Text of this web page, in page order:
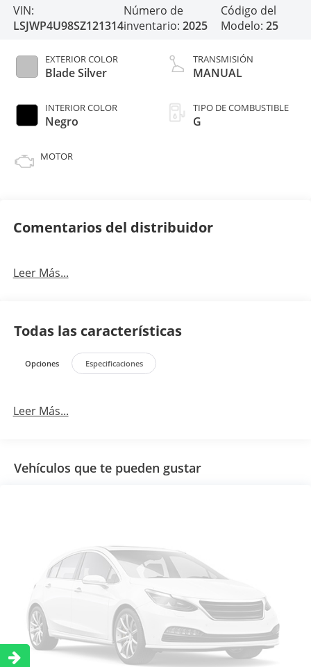
VIN:
LSJWP4U98SZ121314
Número de
inventario: 2025
Código del
Modelo:25
EXTERIOR COLOR
Blade Silver
INTERIOR COLOR
Negro
MOTOR
TRANSMISIÓN
MANUAL
TIPO DE COMBUSTIBLE
G
Comentarios del distribuidor
Leer Más...
Todas las características
Opciones Especificaciones
Leer Más...
Vehículos que te pueden gustar